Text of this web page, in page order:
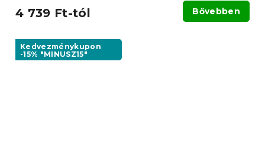
4 739 Ft-tól Bővebben
Kedvezménykupon
-15% "MINUSZ15"